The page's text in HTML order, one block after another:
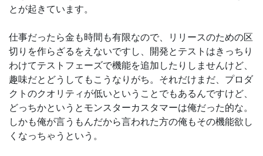
とが起きています。
仕事だったら金も時間も有限なので、リリースのための区
切りを作らざるをえないですし、開発とテストはきっちり
わけてテストフェーズで機能を追加したりしませんけど、
趣味だとどうしてもこうなりがち。それだけまだ、プロダ
クトのクオリティが低いということでもあるんですけど、
どっちかというとモンスターカスタマーは俺だった的な。
しかも俺が言うもんだから言われた方の俺もその機能欲し
くなっちゃうという。